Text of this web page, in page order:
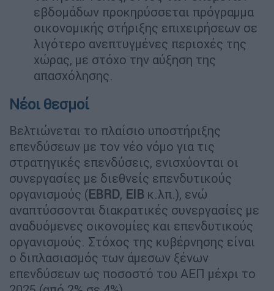
εβδοµάδων προκηρύσσεται πρόγραµµα
οικονοµικής στήριξης επιχειρήσεων σε
λιγότερο ανεπτυγµένες περιοχές της
χώρας, µε στόχο την αύξηση της
απασχόλησης.
Νέοι θεσμοί
Βελτιώνεται το πλαίσιο υποστήριξης
επενδύσεων µε τον νέο νόµο για τις
στρατηγικές επενδύσεις, ενισχύονται οι
συνεργασίες µε διεθνείς επενδυτικούς
οργανισµούς (EBRD, EIB κ.λπ.), ενώ
αναπτύσσονται διακρατικές συνεργασίες µε
αναδυόµενες οικονοµίες και επενδυτικούς
οργανισµούς. Στόχος της κυβέρνησης είναι
ο διπλασιασµός των άµεσων ξένων
επενδύσεων ως ποσοστό του ΑΕΠ µέχρι το